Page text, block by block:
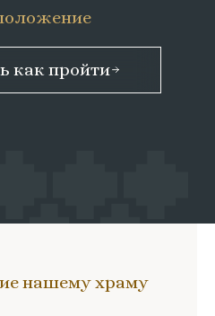
как пройти
нашему храму